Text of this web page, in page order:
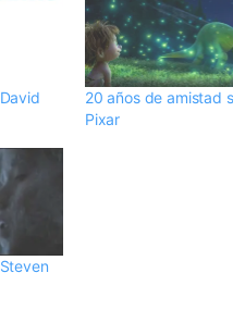
20 años de amistad
Pixar